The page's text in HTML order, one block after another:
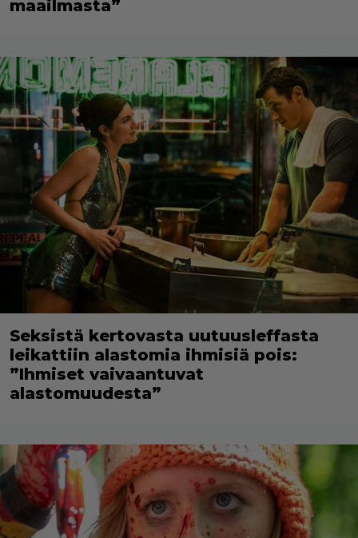
maailmasta”
Seksistä kertovasta uutuusleffasta
leikattiin alastomia ihmisiä pois:
”Ihmiset vaivaantuvat
alastomuudesta”